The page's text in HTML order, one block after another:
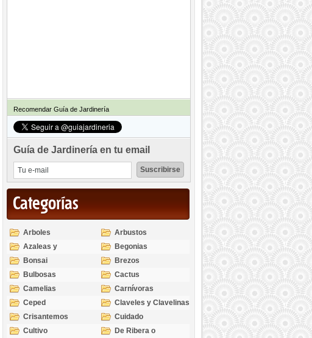
Recomendar Guía de Jardinería
Guía de Jardinería en tu email
Categorías
Arboles
Arbustos
Azaleas y
Rododendros
Begonias
Bonsai
Brezos
Bulbosas
Cactus
Camelias
Carnívoras
Ceped
Claveles y Clavelinas
Crisantemos
Cuidado
Cultivo
De Ribera o